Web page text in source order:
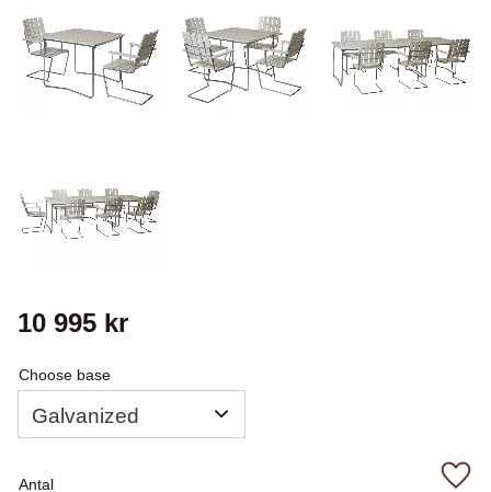
10 995 kr
Choose base
Antal